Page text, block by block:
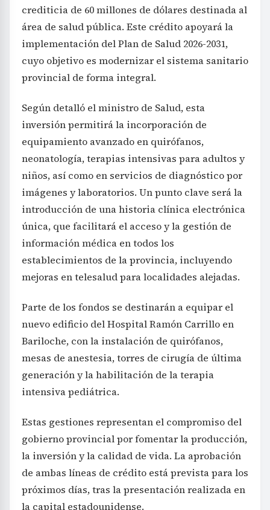
crediticia de 60 millones de dólares destinada al
área de salud pública. Este crédito apoyará la
implementación del Plan de Salud 2026-2031,
cuyo objetivo es modernizar el sistema sanitario
provincial de forma integral.
Según detalló el ministro de Salud, esta
inversión permitirá la incorporación de
equipamiento avanzado en quirófanos,
neonatología, terapias intensivas para adultos y
niños, así como en servicios de diagnóstico por
imágenes y laboratorios. Un punto clave será la
introducción de una historia clínica electrónica
única, que facilitará el acceso y la gestión de
información médica en todos los
establecimientos de la provincia, incluyendo
mejoras en telesalud para localidades alejadas.
Parte de los fondos se destinarán a equipar el
nuevo edificio del Hospital Ramón Carrillo en
Bariloche, con la instalación de quirófanos,
mesas de anestesia, torres de cirugía de última
generación y la habilitación de la terapia
intensiva pediátrica.
Estas gestiones representan el compromiso del
gobierno provincial por fomentar la producción,
la inversión y la calidad de vida. La aprobación
de ambas líneas de crédito está prevista para los
próximos días, tras la presentación realizada en
la capital estadounidense.